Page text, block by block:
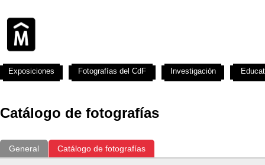
Catálogo de fotografías
General Catálogo de fotografías
Exposiciones Fotografías del CdF Investigación